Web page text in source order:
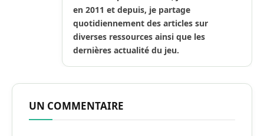
en 2011 et depuis, je partage
quotidiennement des articles sur
diverses ressources ainsi que les
dernières actualité du jeu.
UN COMMENTAIRE